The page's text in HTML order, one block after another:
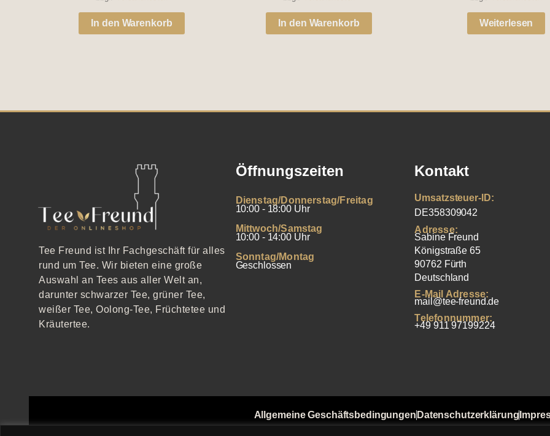
In den Warenkorb In den Warenkorb Weiterlesen
Tee Freund ist Ihr Fachgeschäft für alles
rund um Tee. Wir bieten eine große
Auswahl an Tees aus aller Welt an,
darunter schwarzer Tee, grüner Tee,
weißer Tee, Oolong-Tee, Früchtetee und
Kräutertee.
Öffnungszeiten
Dienstag/Donnerstag/Freitag
10:00 - 18:00 Uhr
Mittwoch/Samstag
10:00 - 14:00 Uhr
Sonntag/Montag
Geschlossen
Kontakt
Umsatzsteuer-ID:
DE358309042
Adresse:
Sabine Freund
Königstraße 65
90762 Fürth
Deutschland
E-Mail Adresse:
mail@tee-freund.de
Telefonnummer:
+49 911 97199224
Allgemeine Geschäftsbedingungen Datenschutzerklärung